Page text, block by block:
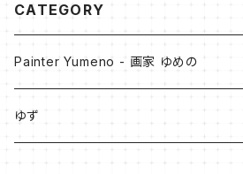
CATEGORY
Painter Yumeno - 画家 ゆめの
原画
ゆず